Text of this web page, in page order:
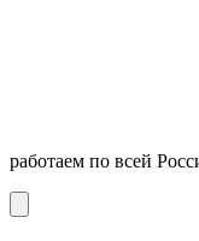
работаем по всей